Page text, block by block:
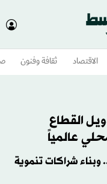
الاقتصاد ثقافة وفنون
القطاع
عالمياً
وبناء شراكات تنموية